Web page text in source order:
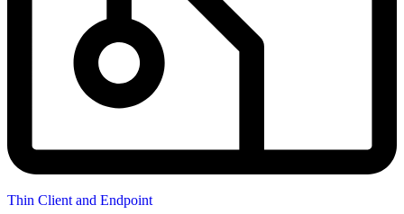
Thin Client and Endpoint